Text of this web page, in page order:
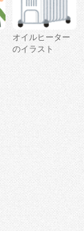
オイルヒーター
のイラスト